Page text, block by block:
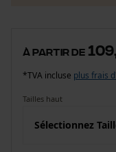
à partir de
*TVA incluse plus frais
Tailles haut
Sélectionnez